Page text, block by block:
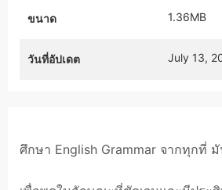
ขนาด 1.36MB
วันที่อัปเดต July 13,
ศึกษา English Grammar จากทุกที่